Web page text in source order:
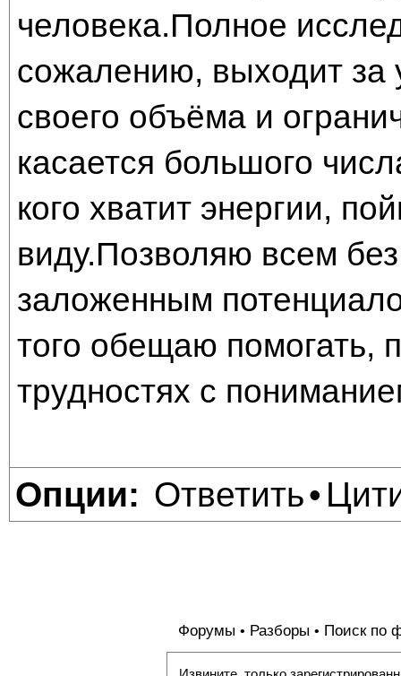
человека.Полное
сожалению, выходит за
своего объёма и
касается большого
кого хватит энергии,
виду.Позволяю всем
заложенным
того обещаю помогать,
трудностях с
Опции: Ответить•
Форумы • Разборы • Поиск по